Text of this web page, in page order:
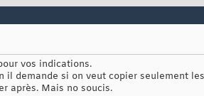
vos indications.
demande si on veut copier seulement
après. Mais no soucis.